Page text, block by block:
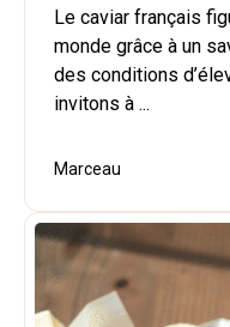
Le caviar français
monde grâce à un
des conditions
invitons à ...
Marceau